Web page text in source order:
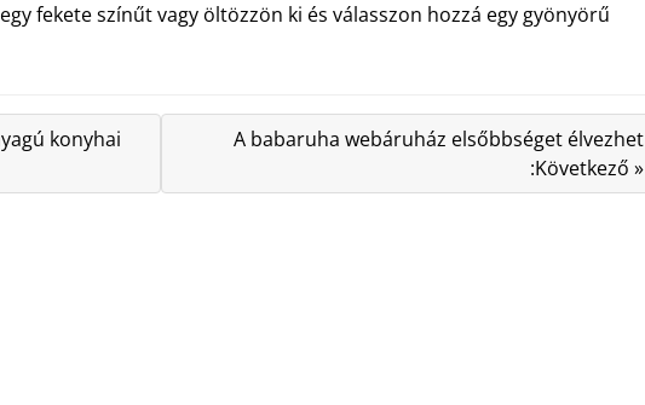
fekete színűt vagy öltözzön ki és válasszon hozzá egy gyönyörű
konyhai
A babaruha webáruház elsőbbséget élvezhet
:Következő »